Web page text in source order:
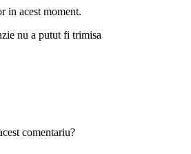
in acest moment.
nu a putut fi trimisa
comentariu?